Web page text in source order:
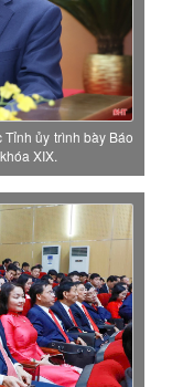
ủy trình bày Báo
XIX.